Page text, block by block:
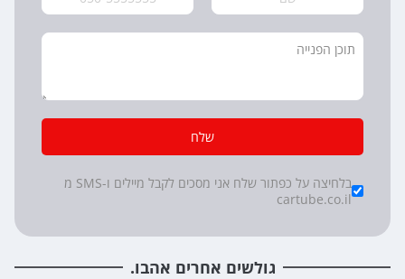
שלח
Checkboxes
*
בלחיצה על כפתור שלח אני מסכים לקבל מיילים ו-SMS מ
cartube.co.il
גולשים אחרים אהבו.